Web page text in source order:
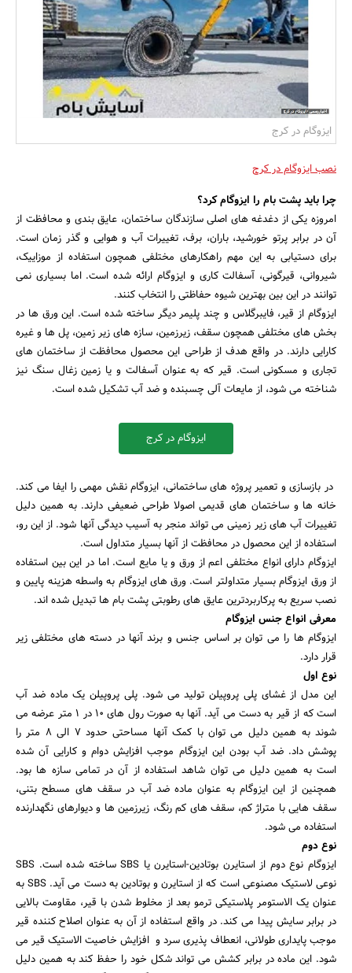
بانک، بیمه و سرمایه
مسکن و ساختمان
جستجو
ایزوگام در کرج
نصب ایزوگام در کرج
چرا باید پشت بام را ایزوگام کرد؟
امروزه یکی از دغدغه های اصلی سازندگان ساختمان، عایق بندی و محافظت از
آن در برابر پرتو خورشید، باران، برف، تغییرات آب و هوایی و گذر زمان است.
برای دستیابی به این مهم راهکارهای مختلفی همچون استفاده از موزاییک،
شیروانی، قیرگونی، آسفالت کاری و ایزوگام ارائه شده است. اما بسیاری نمی
توانند در این بین بهترین شیوه حفاظتی را انتخاب کنند.
ایزوگام از قیر، فایبرگلاس و چند پلیمر دیگر ساخته شده است. این ورق ها در
بخش های مختلفی همچون سقف، زیرزمین، سازه های زیر زمین، پل ها و غیره
کارایی دارند. در واقع هدف از طراحی این محصول محافظت از ساختمان های
تجاری و مسکونی است. قیر که به عنوان آسفالت و یا زمین زغال سنگ نیز
شناخته می شود، از مایعات آلی چسبنده و ضد آب تشکیل شده است.
ایزوگام در کرج
در بازسازی و تعمیر پروژه های ساختمانی، ایزوگام نقش مهمی را ایفا می کند.
خانه ها و ساختمان های قدیمی اصولا طراحی ضعیفی دارند. به همین دلیل
تغییرات آب های زیر زمینی می تواند منجر به آسیب دیدگی آنها شود. از این رو،
استفاده از این محصول در محافظت از آنها بسیار متداول است.
ایزوگام دارای انواع مختلفی اعم از ورق و یا مایع است. اما در این بین استفاده
از ورق ایزوگام بسیار متداولتر است. ورق های ایزوگام به واسطه هزینه پایین و
نصب سریع به پرکاربردترین عایق های رطوبتی پشت بام ها تبدیل شده اند.
معرفی انواع جنس ایزوگام
ایزوگام ها را می توان بر اساس جنس و برند آنها در دسته های مختلفی زیر
قرار دارد.
نوع اول
این مدل از غشای پلی پروپیلن تولید می شود. پلی پروپیلن یک ماده ضد آب
است که از قیر به دست می آید. آنها به صورت رول های 10 در 1 متر عرضه می
شوند به همین دلیل می توان با کمک آنها مساحتی حدود 7 الی 8 متر را
پوشش داد. ضد آب بودن این ایزوگام موجب افزایش دوام و کارایی آن شده
است به همین دلیل می توان شاهد استفاده از آن در تمامی سازه ها بود.
همچنین از این ایزوگام به عنوان ماده ضد آب در سقف های مسطح بتنی،
سقف هایی با متراژ کم، سقف های کم رنگ، زیرزمین ها و دیوارهای نگهدارنده
استفاده می شود.
نوع دوم
ایزوگام نوع دوم از استایرن بوتادین-استایرن یا SBS ساخته شده است. SBS
نوعی لاستیک مصنوعی است که از استایرن و بوتادین به دست می آید. SBS به
عنوان یک الاستومر پلاستیکی ترمو بعد از مخلوط شدن با قیر، مقاومت بالایی
در برابر سایش پیدا می کند. در واقع استفاده از آن به عنوان اصلاح کننده قیر
موجب پایداری طولانی، انعطاف پذیری سرد و افزایش خاصیت الاستیک قیر می
شود. این ماده در برابر کشش می تواند شکل خود را حفظ کند به همین دلیل